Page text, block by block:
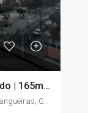
Apartamento Alto Padrão Mobiliado | 165m² | 3 Suítes | Vista para o Mar | Pitangueiras – Guarujá/SP